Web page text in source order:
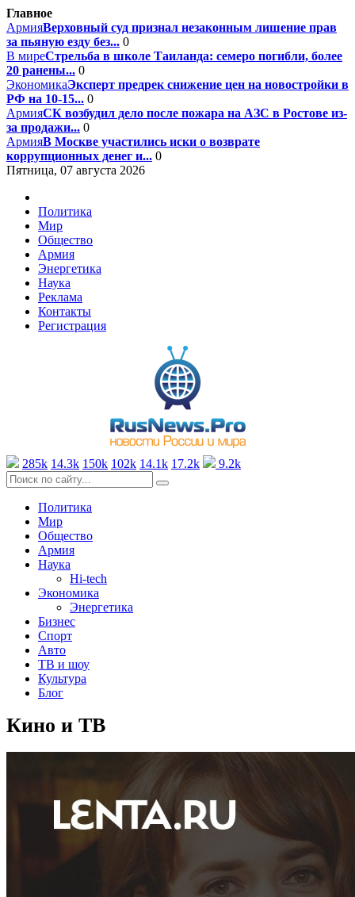
Главное
АрмияВерховный суд признал незаконным лишение прав
за пьяную езду без... 0
В миреСтрельба в школе Таиланда: семеро погибли, более
20 ранены... 0
ЭкономикаЭксперт предрек снижение цен на новостройки в
РФ на 10-15... 0
АрмияСК возбудил дело после пожара на АЗС в Ростове из-
за продажи... 0
АрмияВ Москве участились иски о возврате
коррупционных денег и... 0
Пятница, 07 августа 2026
Политика
Мир
Общество
Армия
Энергетика
Наука
Реклама
Контакты
Регистрация
285k 14.3k 150k 102k 14.1k 17.2k 9.2k
Политика
Мир
Общество
Армия
Наука
Hi-tech
Экономика
Энергетика
Бизнес
Спорт
Авто
ТВ и шоу
Культура
Блог
Кино и ТВ